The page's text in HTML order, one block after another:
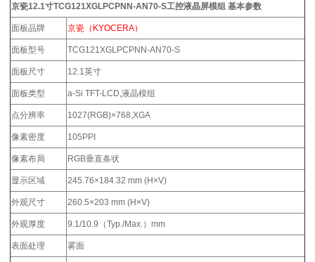
京瓷12.1寸TCG121XGLPCPNN-AN70-S工控液晶屏模组 基本参数
面板品牌 京瓷（KYOCERA）
面板型号 TCG121XGLPCPNN-AN70-S
面板尺寸 12.1英寸
面板类型 a-Si TFT-LCD,液晶模组
点分辨率 1027(RGB)×768,XGA
像素密度 105PPI
像素布局 RGB垂直条状
显示区域 245.76×184.32 mm (H×V)
外观尺寸 260.5×203 mm (H×V)
外观厚度 9.1/10.9（Typ./Max.）mm
表面处理 雾面